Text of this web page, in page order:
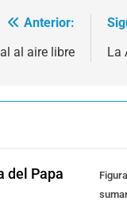
Anterior:
al aire libre
La
del Papa